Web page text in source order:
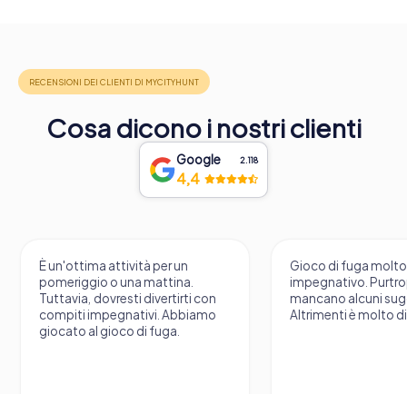
Cosa dicono i nostri clienti
Google 2.118
4,4
per un
mattina.
con
Abbiamo
Gioco di fuga molto
impegnativo. Purtroppo
mancano alcuni suggerimenti.
Altrimenti è molto divertente.